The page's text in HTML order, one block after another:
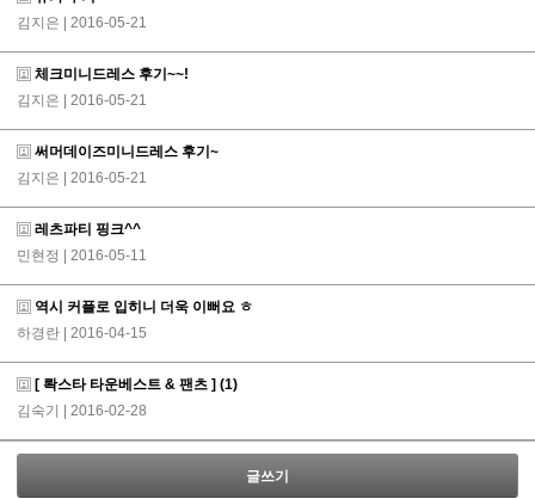
김지은
| 2016-05-21
체크미니드레스 후기~~!
김지은
| 2016-05-21
써머데이즈미니드레스 후기~
김지은
| 2016-05-21
레츠파티 핑크^^
민현정
| 2016-05-11
역시 커플로 입히니 더욱 이뻐요 ㅎ
하경란
| 2016-04-15
[ 롹스타 타운베스트 & 팬츠 ] (1)
김숙기
| 2016-02-28
글쓰기